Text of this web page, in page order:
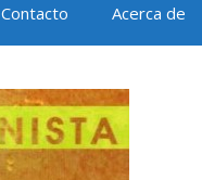
Contacto Acerca de